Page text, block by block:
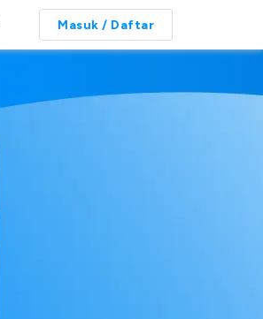
Masuk / Daftar